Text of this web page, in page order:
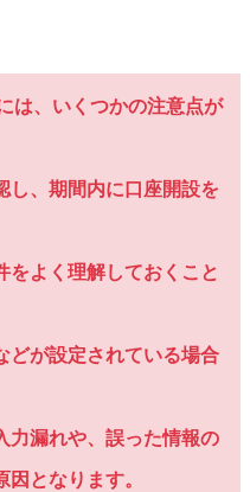
は、いくつかの注意点が
し、期間内に口座開設を
をよく理解しておくこと
どが設定されている場合
力漏れや、誤った情報の
となります。